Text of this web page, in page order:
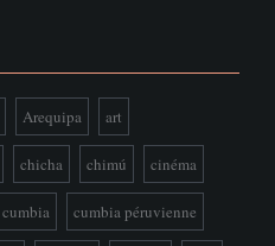
Arequipa art
chicha chimú cinéma
cumbia cumbia péruvienne